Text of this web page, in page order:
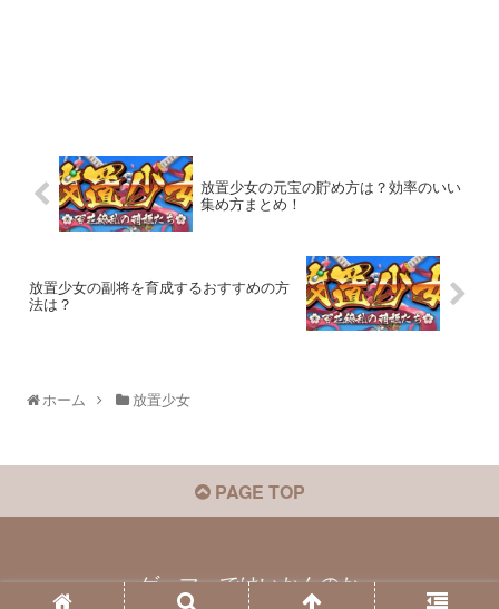
放置少女の元宝の貯め方は？効率のいい
集め方まとめ！
放置少女の副将を育成するおすすめの方
法は？
ホーム 放置少女
PAGE TOP
ゲーマーではいかんのか